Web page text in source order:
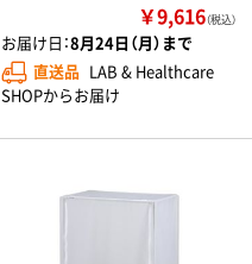
￥9,616（税込）
お届け日：8月24日（月）まで
直送品 LAB & Healthcare
SHOPからお届け